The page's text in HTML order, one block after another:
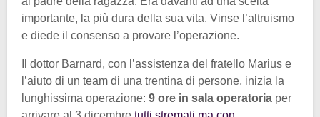
importante, la più dura della sua vita. Vinse l’altruismo
e diede il consenso a provare l’operazione.
Il dottor Barnard, con l’assistenza del fratello Marius e
l’aiuto di un team di una trentina di persone, inizia la
lunghissima operazione: 9 ore in sala operatoria per